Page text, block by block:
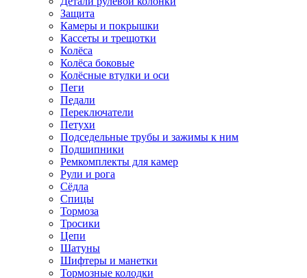
Защита
Камеры и покрышки
Кассеты и трещотки
Колёса
Колёса боковые
Колёсные втулки и оси
Пеги
Педали
Переключатели
Петухи
Подседельные трубы и зажимы к ним
Подшипники
Ремкомплекты для камер
Рули и рога
Сёдла
Спицы
Тормоза
Тросики
Цепи
Шатуны
Шифтеры и манетки
Тормозные колодки